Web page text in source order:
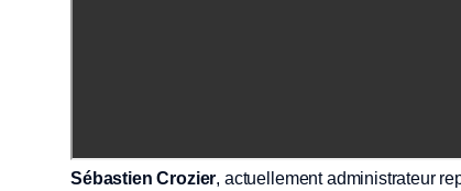
Sébastien Crozier, actuellement administrateur